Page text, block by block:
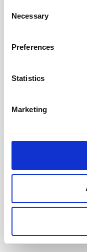
Selection
Necessary
Preferences
Statistics
Marketing
Andra
Olinjerad Blank Book
sidor nature